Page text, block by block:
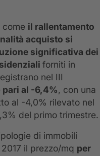
il rallentamento
acquisto si
significativa dei
forniti in
nel III
pari al -6,4%, con una
al -4,0% rilevato nel
del primo trimestre.
di immobili
il prezzo/mq per